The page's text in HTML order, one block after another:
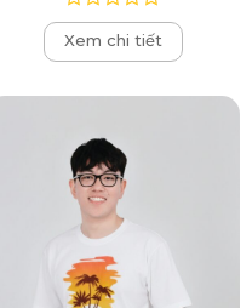
Được
xếp
hạng
Xem chi tiết